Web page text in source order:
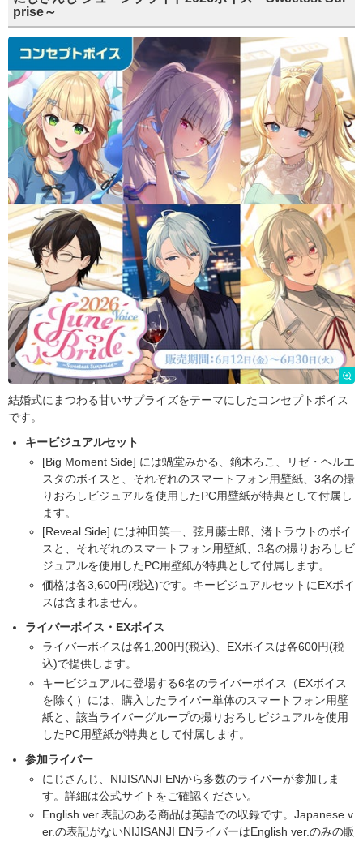
prise～
結婚式にまつわる甘いサプライズをテーマにしたコンセプトボイス
です。
キービジュアルセット
[Big Moment Side] には蝸堂みかる、鏑木ろこ、リゼ・ヘルエ
スタのボイスと、それぞれのスマートフォン用壁紙、3名の撮
りおろしビジュアルを使用したPC用壁紙が特典として付属し
ます。
[Reveal Side] には神田笑一、弦月藤士郎、渚トラウトのボイ
スと、それぞれのスマートフォン用壁紙、3名の撮りおろしビ
ジュアルを使用したPC用壁紙が特典として付属します。
価格は各3,600円(税込)です。キービジュアルセットにEXボイ
スは含まれません。
ライバーボイス・EXボイス
ライバーボイスは各1,200円(税込)、EXボイスは各600円(税
込)で提供します。
キービジュアルに登場する6名のライバーボイス（EXボイス
を除く）には、購入したライバー単体のスマートフォン用壁
紙と、該当ライバーグループの撮りおろしビジュアルを使用
したPC用壁紙が特典として付属します。
参加ライバー
にじさんじ、NIJISANJI ENから多数のライバーが参加しま
す。詳細は公式サイトをご確認ください。
English ver.表記のある商品は英語での収録です。Japanese v
er.の表記がないNIJISANJI ENライバーはEnglish ver.のみの販